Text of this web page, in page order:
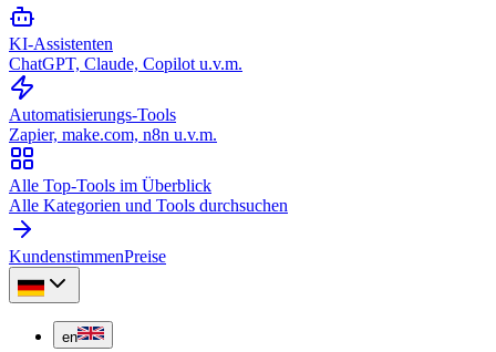
KI-Assistenten
ChatGPT, Claude, Copilot u.v.m.
Automatisierungs-Tools
Zapier, make.com, n8n u.v.m.
Alle Top-Tools im Überblick
Alle Kategorien und Tools durchsuchen
KundenstimmenPreise
en